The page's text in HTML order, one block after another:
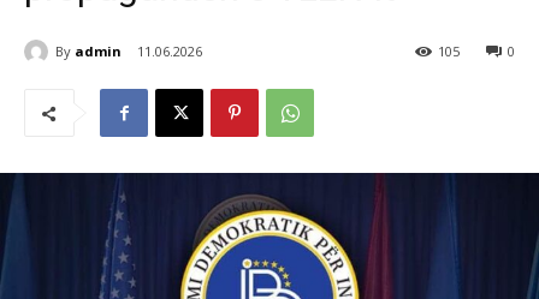
By admin 11.06.2026 0
105